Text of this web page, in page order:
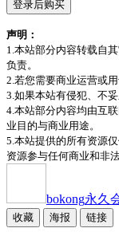
登录后购买
声明：
1.本站部分内容转载自
负责。
2.若您需要商业运营或
3.如果本站有侵犯、不
4.本站部分内容均由互
业目的与商业用途。
5.本站提供的所有资源
资源参与任何商业和非
bokong永久
收藏 海报 链接